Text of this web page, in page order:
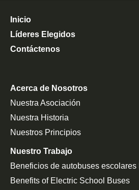
Inicio
Líderes Elegidos
Contáctenos
Acerca de Nosotros
Nuestra Asociación
Nuestra Historia
Nuestros Principios
Nuestro Trabajo
Beneficios de autobuses escolares
Benefits of Electric School Buses